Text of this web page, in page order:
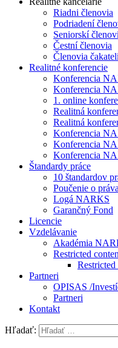
Riadni členovia
Podriadení
Seniorskí
Čestní členovia
Členovia
Realitné konferencie
Konferencia
Konferencia
1. online
Realitná
Realitná
Konferencia
Konferencia
Konferencia
Štandardy práce
10 štandardov
Poučenie o
Logá NARKS
Garančný Fond
Licencie
Vzdelávanie
Akadémia
Restricted
Restricted
Partneri
OPISAS /
Partneri
Kontakt
Hľadať: